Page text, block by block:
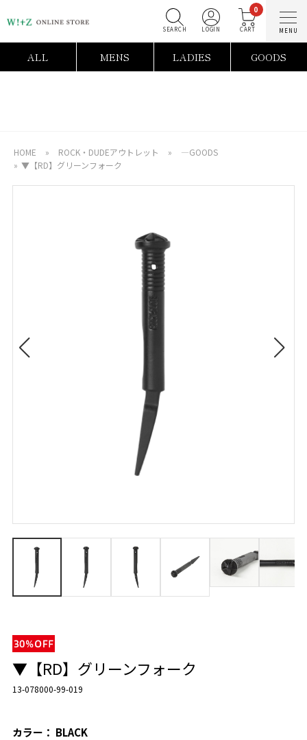
0
ALL MENS LADIES GOODS
HOME » ROCK・DUDEアウトレット »
―GOODS
» ▼【RD】グリーンフォーク
▼【RD】グリーンフォーク
13-078000-99-019
カラー： BLACK